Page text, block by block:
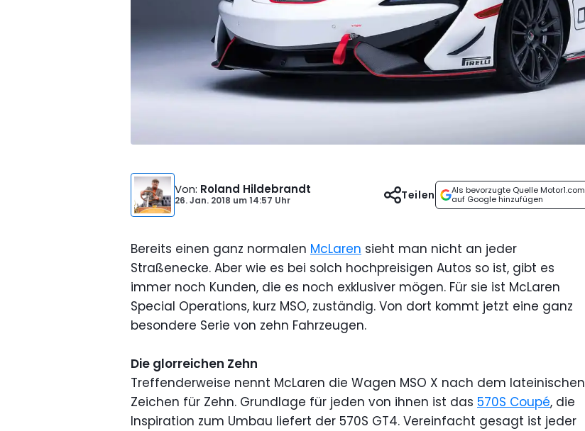
Von: Roland Hildebrandt
26. Jan. 2018 um14:57 Uhr
Als bevorzugte Quelle Motor1.com
auf Google hinzufügen
Teilen
Bereits einen ganz normalen McLaren sieht man nicht an jeder
Straßenecke. Aber wie es bei solch hochpreisigen Autos so ist, gibt es
immer noch Kunden, die es noch exklusiver mögen. Für sie ist McLaren
Special Operations, kurz MSO, zuständig. Von dort kommt jetzt eine ganz
besondere Serie von zehn Fahrzeugen.
Die glorreichen Zehn
Treffenderweise nennt McLaren die Wagen MSO X nach dem lateinischen
Zeichen für Zehn. Grundlage für jeden von ihnen ist das 570S Coupé, die
Inspiration zum Umbau liefert der 570S GT4. Vereinfacht gesagt ist jeder